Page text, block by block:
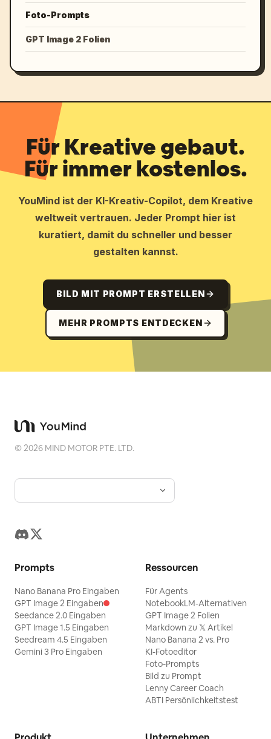
Foto-Prompts
GPT Image 2 Folien
Für Kreative gebaut.
Für immer kostenlos.
YouMind ist der KI-Kreativ-Copilot, dem Kreative
weltweit vertrauen. Jeder Prompt hier ist
kuratiert, damit du schneller und besser
gestalten kannst.
BILD MIT PROMPT ERSTELLEN
MEHR PROMPTS ENTDECKEN
©2026 MIND MOTOR PTE. LTD.
Prompts
Nano Banana Pro Eingaben
GPT Image 2 Eingaben
Seedance 2.0 Eingaben
GPT Image 1.5 Eingaben
Seedream 4.5 Eingaben
Gemini 3 Pro Eingaben
Ressourcen
Für Agents
NotebookLM-Alternativen
GPT Image 2 Folien
Markdown zu 𝕏 Artikel
Nano Banana 2 vs. Pro
KI-Fotoeditor
Foto-Prompts
Bild zu Prompt
Lenny Career Coach
ABTI Persönlichkeitstest